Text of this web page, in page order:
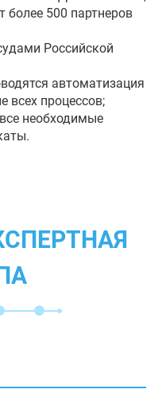
более 500 партнеров
Российской
автоматизация
всех процессов;
необходимые